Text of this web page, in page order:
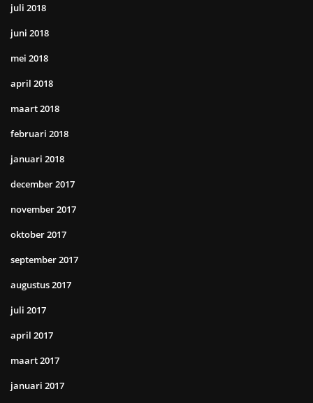
juli 2018
juni 2018
mei 2018
april 2018
maart 2018
februari 2018
januari 2018
december 2017
november 2017
oktober 2017
september 2017
augustus 2017
juli 2017
april 2017
maart 2017
januari 2017